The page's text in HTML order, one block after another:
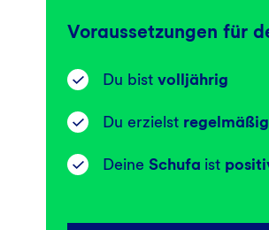
Voraussetzungen für
Du bist volljährig
Du erzielst
Deine Schufa ist